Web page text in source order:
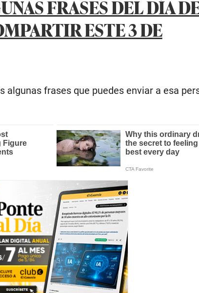
FRASES DEL DÍA
ESTE 3 DE
algunas frases que puedes enviar a esa